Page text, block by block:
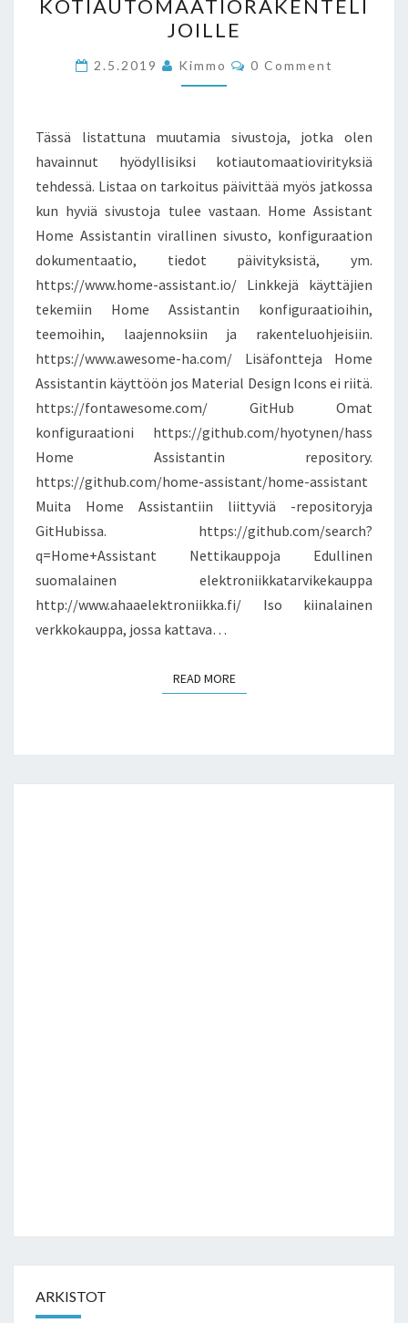
KOTIAUTOMAATIORAKENTELI
JOILLE
2.5.2019 Kimmo Comments
0 Comment
Tässä listattuna muutamia sivustoja, jotka olen
havainnut hyödyllisiksi kotiautomaatiovirityksiä
tehdessä. Listaa on tarkoitus päivittää myös jatkossa
kun hyviä sivustoja tulee vastaan. Home Assistant
Home Assistantin virallinen sivusto, konfiguraation
dokumentaatio, tiedot päivityksistä, ym.
https://www.home-assistant.io/ Linkkejä käyttäjien
tekemiin Home Assistantin konfiguraatioihin,
teemoihin, laajennoksiin ja rakenteluohjeisiin.
https://www.awesome-ha.com/ Lisäfontteja Home
Assistantin käyttöön jos Material Design Icons ei riitä.
https://fontawesome.com/ GitHub Omat
konfiguraationi https://github.com/hyotynen/hass
Home Assistantin repository.
https://github.com/home-assistant/home-assistant
Muita Home Assistantiin liittyviä -repositoryja
GitHubissa. https://github.com/search?
q=Home+Assistant Nettikauppoja Edullinen
suomalainen elektroniikkatarvikekauppa
http://www.ahaaelektroniikka.fi/ Iso kiinalainen
verkkokauppa, jossa kattava…
READ MOREREAD MORE
ARKISTOT